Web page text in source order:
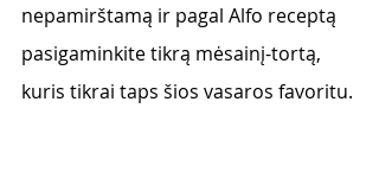
nepamirštamą ir pagal Alfo receptą
pasigaminkite tikrą mėsainį-tortą,
kuris tikrai taps šios vasaros favoritu.